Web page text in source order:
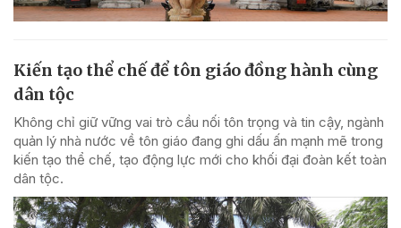
Kiến tạo thể chế để tôn giáo đồng hành cùng
dân tộc
Không chỉ giữ vững vai trò cầu nối tôn trọng và tin cậy, ngành
quản lý nhà nước về tôn giáo đang ghi dấu ấn mạnh mẽ trong
kiến tạo thể chế, tạo động lực mới cho khối đại đoàn kết toàn
dân tộc.